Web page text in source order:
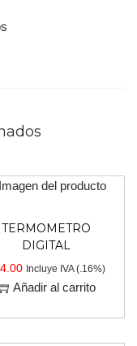
TERMOMETRO
DIGITAL
Incluye IVA (.16%)
Añadir al carrito